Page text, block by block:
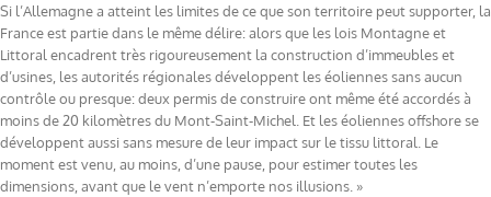
Si l’Allemagne a atteint les limites de ce que son territoire peut supporter, la
France est partie dans le même délire: alors que les lois Montagne et
Littoral encadrent très rigoureusement la construction d’immeubles et
d’usines, les autorités régionales développent les éoliennes sans aucun
contrôle ou presque: deux permis de construire ont même été accordés à
moins de 20 kilomètres du Mont-Saint-Michel. Et les éoliennes offshore se
développent aussi sans mesure de leur impact sur le tissu littoral. Le
moment est venu, au moins, d’une pause, pour estimer toutes les
dimensions, avant que le vent n’emporte nos illusions. »